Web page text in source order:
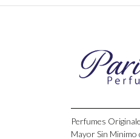
Perfumes
Mayor Sin Minimo